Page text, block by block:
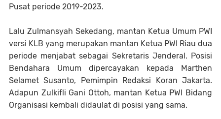
Pusat periode 2019-2023.
Lalu Zulmansyah Sekedang, mantan Ketua Umum PWI
versi KLB yang merupakan mantan Ketua PWI Riau dua
periode menjabat sebagai Sekretaris Jenderal. Posisi
Bendahara Umum dipercayakan kepada Marthen
Selamet Susanto, Pemimpin Redaksi Koran Jakarta.
Adapun Zulkifli Gani Ottoh, mantan Ketua PWI Bidang
Organisasi kembali didaulat di posisi yang sama.